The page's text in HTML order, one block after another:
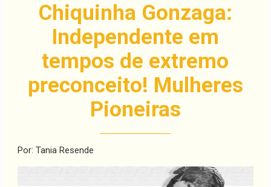
Chiquinha Gonzaga:
Independente em
tempos de extremo
preconceito! Mulheres
Pioneiras
Por: Tania Resende